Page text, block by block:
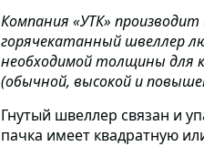
Компания «УТК»
горячекатанный швеллер
необходимой толщины для
(обычной, высокой и
Гнутый швеллер связан и
пачка имеет квадратную